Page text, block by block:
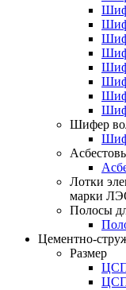
Шифер
Лотки
марки
Полосы
Цементно-
Размер